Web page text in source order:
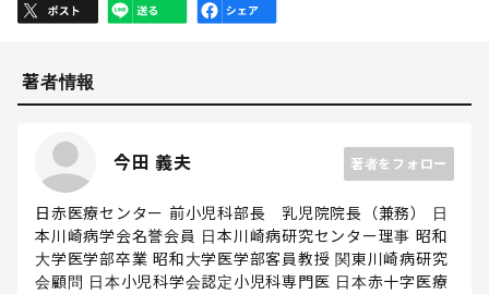
著者情報
今田 義夫 著者をフォロー
日赤医療センター 前小児科部長 乳児院院長（兼務） 日
本川崎病学会名誉会員 日本川崎病研究センター理事 昭和
大学医学部卒業 昭和大学医学部客員教授 関東川崎病研究
会顧問 日本小児科学会認定小児科専門医 日本赤十字医療